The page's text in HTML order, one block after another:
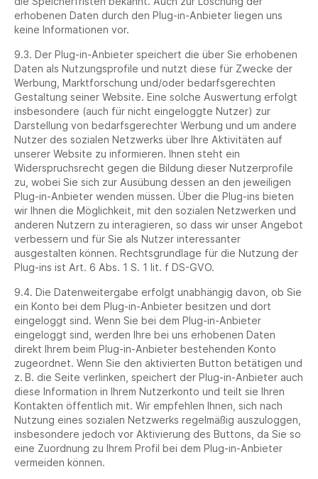
erhobenen Daten durch den Plug-in-Anbieter liegen uns
keine Informationen vor.
9.3. Der Plug-in-Anbieter speichert die über Sie erhobenen
Daten als Nutzungsprofile und nutzt diese für Zwecke der
Werbung, Marktforschung und/oder bedarfsgerechten
Gestaltung seiner Website. Eine solche Auswertung erfolgt
insbesondere (auch für nicht eingeloggte Nutzer) zur
Darstellung von bedarfsgerechter Werbung und um andere
Nutzer des sozialen Netzwerks über Ihre Aktivitäten auf
unserer Website zu informieren. Ihnen steht ein
Widerspruchsrecht gegen die Bildung dieser Nutzerprofile
zu, wobei Sie sich zur Ausübung dessen an den jeweiligen
Plug-in-Anbieter wenden müssen. Über die Plug-ins bieten
wir Ihnen die Möglichkeit, mit den sozialen Netzwerken und
anderen Nutzern zu interagieren, so dass wir unser Angebot
verbessern und für Sie als Nutzer interessanter
ausgestalten können. Rechtsgrundlage für die Nutzung der
Plug-ins ist Art. 6 Abs. 1 S. 1 lit. f DS-GVO.
9.4. Die Datenweitergabe erfolgt unabhängig davon, ob Sie
ein Konto bei dem Plug-in-Anbieter besitzen und dort
eingeloggt sind. Wenn Sie bei dem Plug-in-Anbieter
eingeloggt sind, werden Ihre bei uns erhobenen Daten
direkt Ihrem beim Plug-in-Anbieter bestehenden Konto
zugeordnet. Wenn Sie den aktivierten Button betätigen und
z. B. die Seite verlinken, speichert der Plug-in-Anbieter auch
diese Information in Ihrem Nutzerkonto und teilt sie Ihren
Kontakten öffentlich mit. Wir empfehlen Ihnen, sich nach
Nutzung eines sozialen Netzwerks regelmäßig auszuloggen,
insbesondere jedoch vor Aktivierung des Buttons, da Sie so
eine Zuordnung zu Ihrem Profil bei dem Plug-in-Anbieter
vermeiden können.